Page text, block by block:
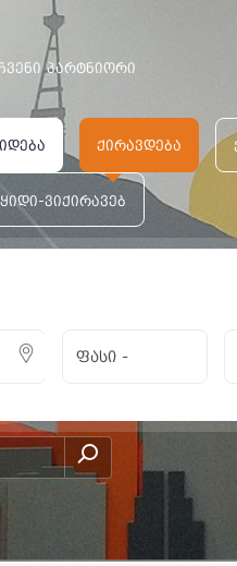
ᲞᲐᲠᲢᲜᲘᲝᲠᲘ
ქირავდება
ვიქირავებ
ფასი -